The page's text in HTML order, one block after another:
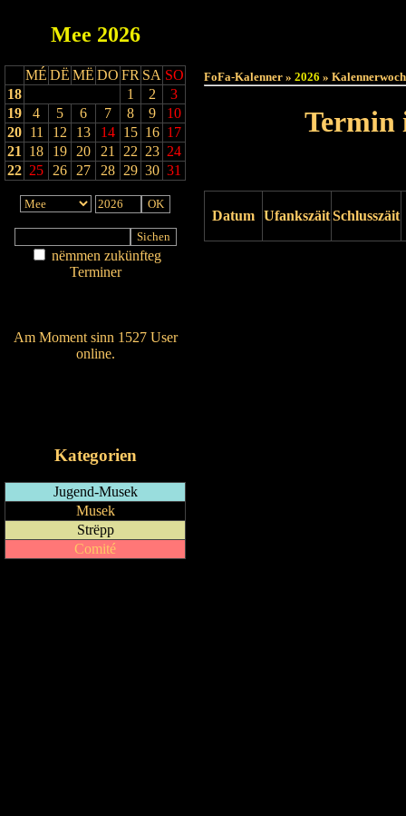
Mee 2026
MÉ DË MË DO FR SA SO
18
1 2
3
19
4 5 6 7 8 9
10
20 11 12 13 14 15 16 17
21
18 19 20 21 22 23 24
22 25 26 27 28 29 30 31
nëmmen zukünfteg
Terminer
Am Moment sinn 1527 User
online.
Kategorien
Jugend-Musek
Musek
Strëpp
Comité
FoFa-Kalenner » 2026 »
Termin
Datum UfankszäitSchlusszäit